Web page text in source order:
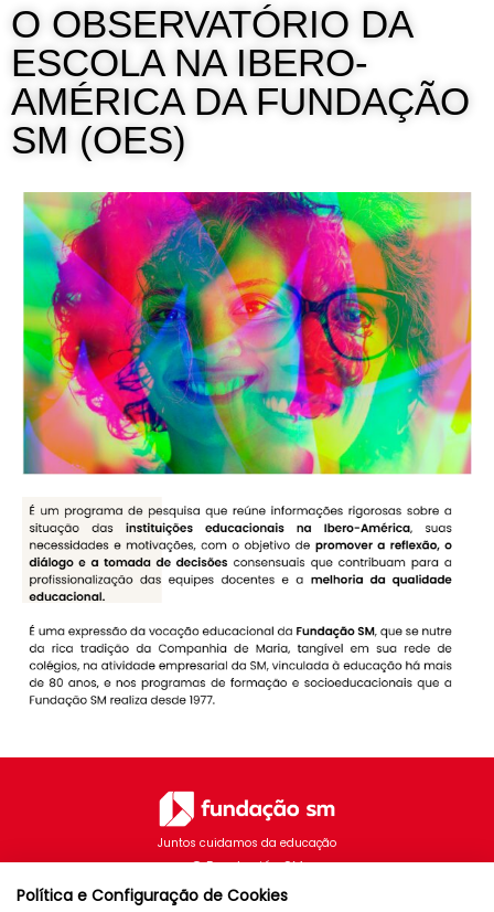
O OBSERVATÓRIO DA
ESCOLA NA IBERO-
AMÉRICA DA FUNDAÇÃO
SM (OES)
Juntos cuidamos da educação
Política e Configuração de Cookies